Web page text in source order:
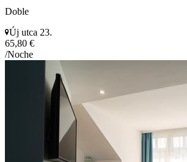
Doble
Új utca 23.
65,80 €
/Noche